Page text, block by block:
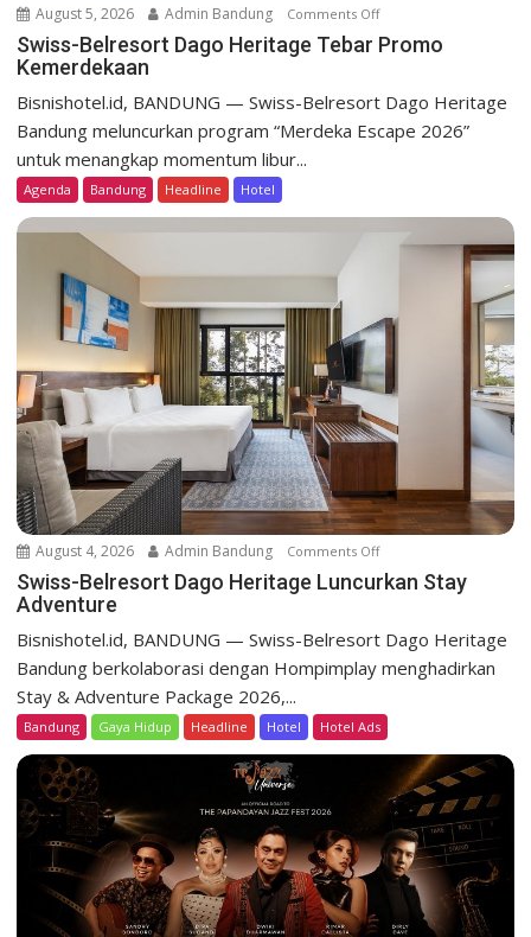
August 5, 2026 Admin Bandung Comments Offo
n
B
e
o
t
g
o
e
i
t
g
e
e
a
Swiss-Belresort Dago Heritage Tebar Promo
Kemerdekaan
Bisnishotel.id, BANDUNG — Swiss-Belresort Dago Heritage
Bandung meluncurkan program “Merdeka Escape 2026”
untuk menangkap momentum libur...
Agenda Bandung Headline Hotel
August 4, 2026 Admin Bandung Comments Offo
n
-
B
r
e
Swiss-Belresort Dago Heritage Luncurkan Stay
Adventure
Bisnishotel.id, BANDUNG — Swiss-Belresort Dago Heritage
Bandung berkolaborasi dengan Hompimplay menghadirkan
Stay & Adventure Package 2026,...
Bandung Gaya Hidup Headline Hotel Hotel Ads